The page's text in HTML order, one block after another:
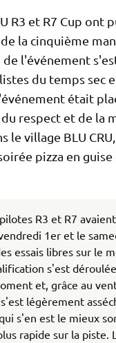
R3 et R7 Cup
la cinquième
l'événement
du temps sec
était
respect et de la
le village BLU
pizza en guise
R3 et R7
1er et le
essais libres sur le
s'est
et, grâce au
légèrement
s'en est le mieux
rapide sur la piste.